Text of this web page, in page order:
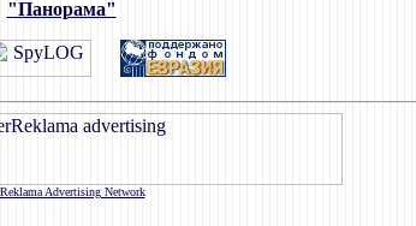
"Панорама"
Advertising Network